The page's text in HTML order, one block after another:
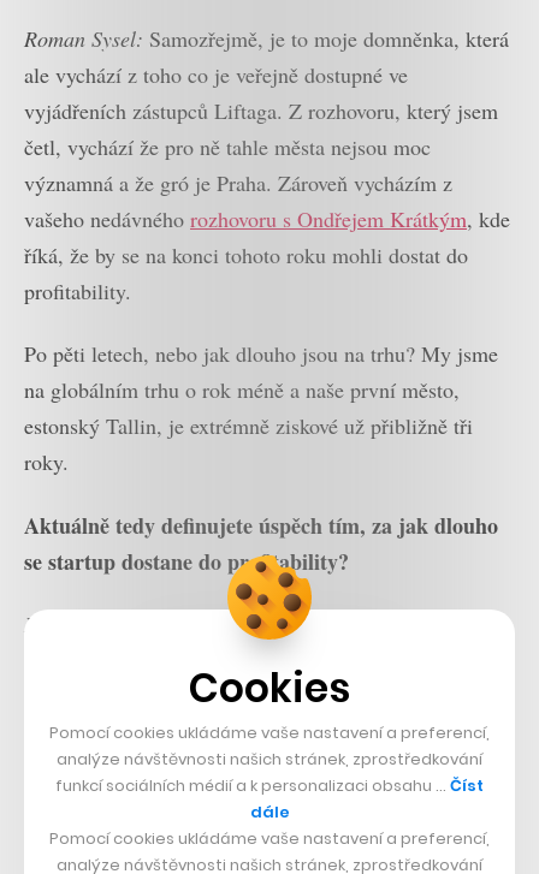
Roman Sysel: Samozřejmě, je to moje domněnka, která
ale vychází z toho co je veřejně dostupné ve
vyjádřeních zástupců Liftaga. Z rozhovoru, který jsem
četl, vychází že pro ně tahle města nejsou moc
významná a že gró je Praha. Zároveň vycházím z
vašeho nedávného rozhovoru s Ondřejem Krátkým, kde
říká, že by se na konci tohoto roku mohli dostat do
profitability.
Po pěti letech, nebo jak dlouho jsou na trhu? My jsme
na globálním trhu o rok méně a naše první město,
estonský Tallin, je extrémně ziskové už přibližně tři
roky.
Aktuálně tedy definujete úspěch tím, za jak dlouho
se startup dostane do profitability?
Roman Sysel:
Ano, pro nás je to jedno z měřítek.
investovaných peněz. Do Liftaga a do Taxify byly
doposud investované přibližně stejné peníze, přesto je
ale co do počtu jízd Taxify globálně 15x – 20x větší,
funguje v patnácti zemích a každých pár měsíců otevírá
další trhy.
Cookies
Pomocí cookies ukládáme vaše nastavení a preferencí,
analýze návštěvnosti našich stránek, zprostředkování
funkcí sociálních médií a k personalizaci obsahu … Číst
dále
Pomocí cookies ukládáme vaše nastavení a preferencí,
analýze návštěvnosti našich stránek, zprostředkování